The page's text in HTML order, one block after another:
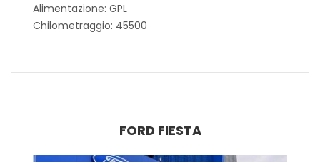
Alimentazione: GPL
Chilometraggio: 45500
FORD FIESTA